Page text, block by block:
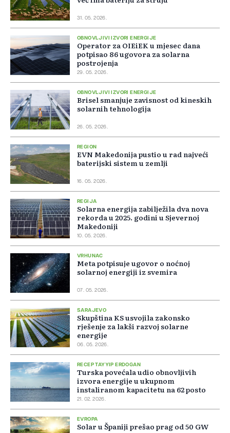
31. 05. 2026.
OBNOVLJIVI IZVORI ENERGIJE
Operator za OIEiEK u mjesec dana
potpisao 86 ugovora za solarna
postrojenja
29. 05. 2026.
OBNOVLJIVI IZVORI ENERGIJE
Brisel smanjuje zavisnost od kineskih
solarnih tehnologija
26. 05. 2026.
REGION
EVN Makedonija pustio u rad najveći
baterijski sistem u zemlji
16. 05. 2026.
REGIJA
Solarna energija zabilježila dva nova
rekorda u 2025. godini u Sjevernoj
Makedoniji
10. 05. 2026.
VRHUNAC
Meta potpisuje ugovor o noćnoj
solarnoj energiji iz svemira
07. 05. 2026.
SARAJEVO
Skupština KS usvojila zakonsko
rješenje za lakši razvoj solarne
energije
06. 05. 2026.
RECEP TAYYIP ERDOGAN
Turska povećala udio obnovljivih
izvora energije u ukupnom
instaliranom kapacitetu na 62 posto
21. 02. 2026.
EVROPA
Solar u Španiji prešao prag od 50 GW